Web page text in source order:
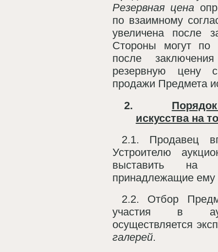
Резервная цена
по взаимному
увеличена после
Стороны могут по
после
резервную цену
продажи Предмета
2.
искусства на
2.1. Продавец
Устроителю
выставить на
принадлежащие ему
2.2. Отбор
участия в
осуществляется
галерей.